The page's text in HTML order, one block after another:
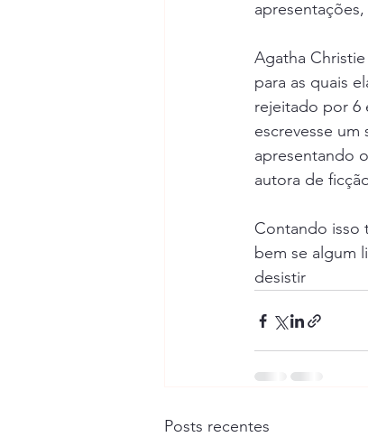
apresentações,
Agatha
para as quais
rejeitado por 6
escrevesse
apresentando
autora de
Contando isso
bem se algum
desistir
Posts recentes